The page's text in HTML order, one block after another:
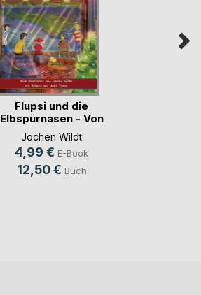
Flupsi und die
Elbspürnasen - Von
(...)
Jochen Wildt
4,99 € E-Book
12,50 € Buch